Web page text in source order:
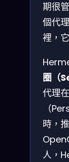
期很
個代
裡，
圈（
代理
（
時，
人，